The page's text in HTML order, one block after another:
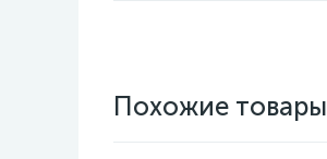
Похожие товары